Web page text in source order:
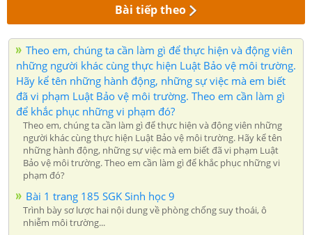
Bài tiếp theo
Theo em, chúng ta cần làm gì để thực hiện và động viên
những người khác cùng thực hiện Luật Bảo vệ môi trường.
Hãy kể tên những hành động, những sự việc mà em biết
đã vi phạm Luật Bảo vệ môi trường. Theo em cần làm gì
để khắc phục những vi phạm đó?
Theo em, chúng ta cần làm gì để thực hiện và động viên những
người khác cùng thực hiện Luật Bảo vệ môi trường. Hãy kể tên
những hành động, những sự việc mà em biết đã vi phạm Luật
Bảo vệ môi trường. Theo em cần làm gì để khắc phục những vi
phạm đó?
Bài 1 trang 185 SGK Sinh học 9
Trình bày sơ lược hai nội dung về phòng chống suy thoái, ô
nhiễm môi trường...